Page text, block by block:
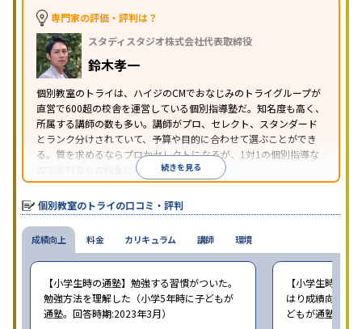
特徴
中高一貫校生に対応
応
学習にPC・タブレットを利用
科目から受講可能季節講習のみの受講可
の子どもに対応
※2023年3月調査。
専門家の評価・評判は？
スタディスタジオ株式会社代表取締役
鈴木孝一
個別教室のトライは、ハイジのCMでおなじみのトライグループが
直営で600超の校舎を運営している個別指導塾だ。知名度も高く、
所属する講師の数も多い。講師がプロ、セレクト、スタンダード
とランク分けされていて、予算や目的に合わせて選ぶことができ
る。質を求めるならプロかセレクトになるが、1対1の個別指導な
のでそれなりの料金になる。続きを見る
個別教室のトライの口コミ・評判
成績向上
【小学生時の通塾】勉強する習慣がついた。
勉強方法を理解した（小学5年時に子どもが
通塾。回答時期:2023年3月）
【小学生時の通
はり成績向上に
どもが通塾。回
料金 カリキュラム 講師 環境